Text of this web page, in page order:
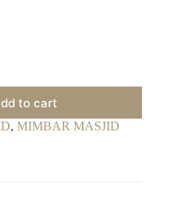
to cart
, MIMBAR MASJID